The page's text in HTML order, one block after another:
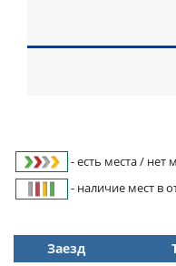
- есть места / нет
- наличие мест в
Заезд